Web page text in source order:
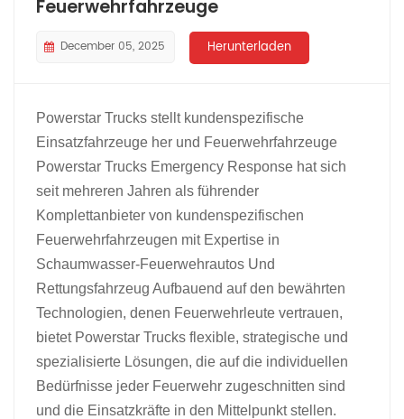
한국의
Melayu ไทย
中文 қазақ
Filipino မြန်မာ
српски
Feuerwehrfahrzeuge
December 05, 2025 Herunterladen
Powerstar Trucks stellt kundenspezifische
Einsatzfahrzeuge her und Feuerwehrfahrzeuge
Powerstar Trucks Emergency Response hat sich
seit mehreren Jahren als führender
Komplettanbieter von kundenspezifischen
Feuerwehrfahrzeugen mit Expertise in
Schaumwasser-Feuerwehrautos Und
Rettungsfahrzeug Aufbauend auf den bewährten
Technologien, denen Feuerwehrleute vertrauen,
bietet Powerstar Trucks flexible, strategische und
spezialisierte Lösungen, die auf die individuellen
Bedürfnisse jeder Feuerwehr zugeschnitten sind
und die Einsatzkräfte in den Mittelpunkt stellen.